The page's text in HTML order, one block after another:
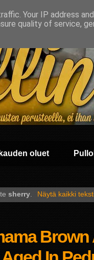
oluet
sherry. Näytä kaikki
Brown
Your IP address
quality of service,